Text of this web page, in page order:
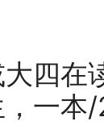
四在
一本